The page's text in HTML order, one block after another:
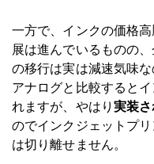
一方で、インクの価格
展は進んでいるものの
の移行は実は減速気味な
アナログと比較すると
れますが、やはり 実装
のでインクジェットプ
は切り離せません。